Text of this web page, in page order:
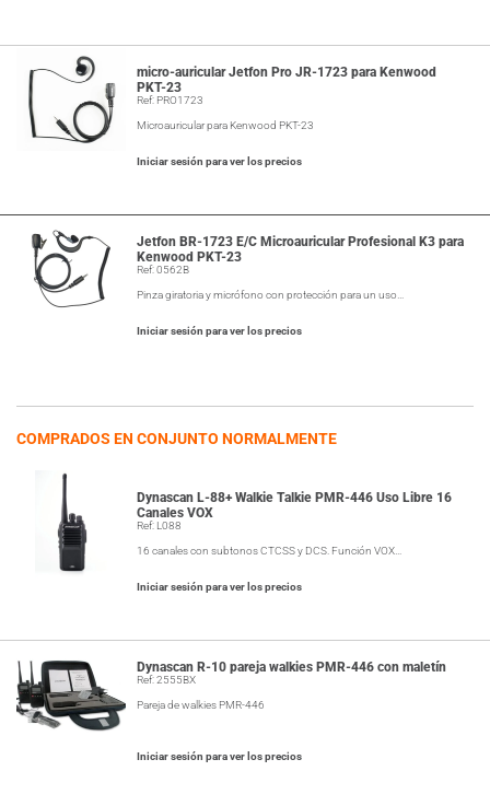
micro-auricular Jetfon Pro JR-1723 para Kenwood
PKT-23
Ref: PRO1723
Microauricular para Kenwood PKT-23
Iniciar sesión para ver los precios
Jetfon BR-1723 E/C Microauricular Profesional K3 para
Kenwood PKT-23
Ref: 0562B
Pinza giratoria y micrófono con protección para un uso…
Iniciar sesión para ver los precios
COMPRADOS EN CONJUNTO NORMALMENTE
Dynascan L-88+ Walkie Talkie PMR-446 Uso Libre 16
Canales VOX
Ref: L088
16 canales con subtonos CTCSS y DCS. Función VOX…
Iniciar sesión para ver los precios
Dynascan R-10 pareja walkies PMR-446 con maletín
Ref: 2555BX
Pareja de walkies PMR-446
Iniciar sesión para ver los precios